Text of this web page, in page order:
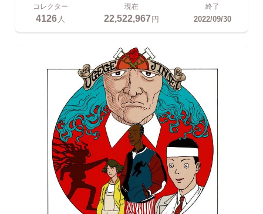
コレクター
4126人
現在
22,522,967円
終了
2022/09/30